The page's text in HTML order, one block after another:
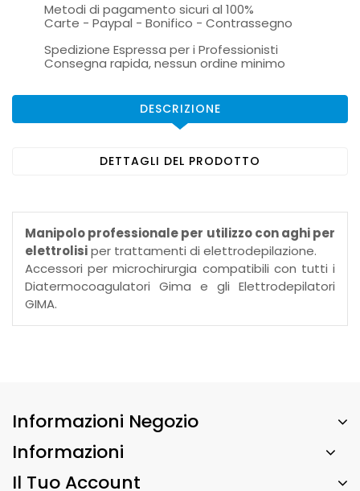
Metodi di pagamento sicuri al 100%
Carte - Paypal - Bonifico - Contrassegno
Spedizione Espressa per i Professionisti
Consegna rapida, nessun ordine minimo
DESCRIZIONE
DETTAGLI DEL PRODOTTO
Manipolo professionale per utilizzo con aghi per
elettrolisiper trattamenti di elettrodepilazione.
Accessori per microchirurgia compatibili con tutti i
Diatermocoagulatori Gima e gli Elettrodepilatori
GIMA.
Informazioni Negozio
Informazioni
Il Tuo Account